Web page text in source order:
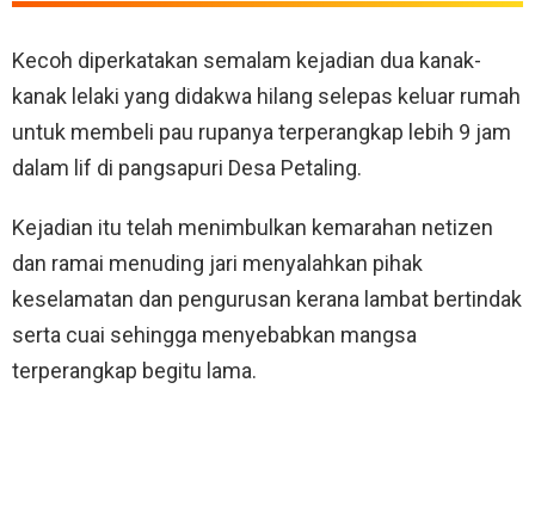
Kecoh diperkatakan semalam kejadian dua kanak-
kanak lelaki yang didakwa hilang selepas keluar rumah
untuk membeli pau rupanya terperangkap lebih 9 jam
dalam lif di pangsapuri Desa Petaling.
Kejadian itu telah menimbulkan kemarahan netizen
dan ramai menuding jari menyalahkan pihak
keselamatan dan pengurusan kerana lambat bertindak
serta cuai sehingga menyebabkan mangsa
terperangkap begitu lama.